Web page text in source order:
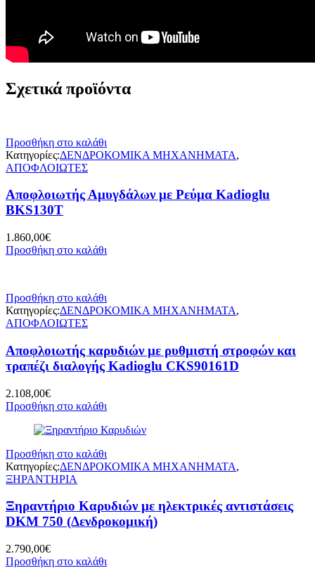
Σχετικά προϊόντα
Προσθήκη στο καλάθι
Κατηγορίες:ΔΕΝΔΡΟΚΟΜΙΚΑ ΜΗΧΑΝΗΜΑΤΑ,
ΑΠΟΦΛΟΙΩΤΕΣ
Αποφλοιωτής Αμυγδάλων με Pεύμα Kadioglu
BKS130T
1.860,00€
Προσθήκη στο καλάθι
Προσθήκη στο καλάθι
Κατηγορίες:ΔΕΝΔΡΟΚΟΜΙΚΑ ΜΗΧΑΝΗΜΑΤΑ,
ΑΠΟΦΛΟΙΩΤΕΣ
Αποφλοιωτής καρυδιών με ρυθμιστή στροφών και
τραπέζι διαλογής Kadioglu CKS90161D
2.108,00€
Προσθήκη στο καλάθι
Προσθήκη στο καλάθι
Κατηγορίες:ΔΕΝΔΡΟΚΟΜΙΚΑ ΜΗΧΑΝΗΜΑΤΑ,
ΞΗΡΑΝΤΗΡΙΑ
Ξηραντήριο Καρυδιών με ηλεκτρικές αντιστάσεις
DKM 750 (Δενδροκομική)
2.790,00€
Προσθήκη στο καλάθι